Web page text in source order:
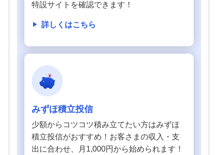
特設サイトを確認できます！
詳しくはこちら
みずほ積立投信
少額からコツコツ積み立てたい方はみずほ
積立投信がおすすめ！お客さまの収入・支
出に合わせ、月1,000円から始められます！